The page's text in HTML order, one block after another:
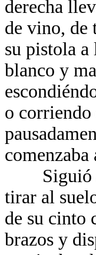
derecha
de vino, de
su pistola
blanco y
o corriendo
comenzaba
Siguió
tirar al
de su cinto
brazos y